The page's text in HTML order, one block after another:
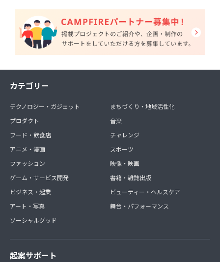
カテゴリー
テクノロジー・ガジェット
プロダクト
フード・飲食店
アニメ・漫画
ファッション
ゲーム・サービス開発
ビジネス・起業
アート・写真
ソーシャルグッド
まちづくり・地域活性化
音楽
チャレンジ
スポーツ
映像・映画
書籍・雑誌出版
ビューティー・ヘルスケア
舞台・パフォーマンス
起案サポート